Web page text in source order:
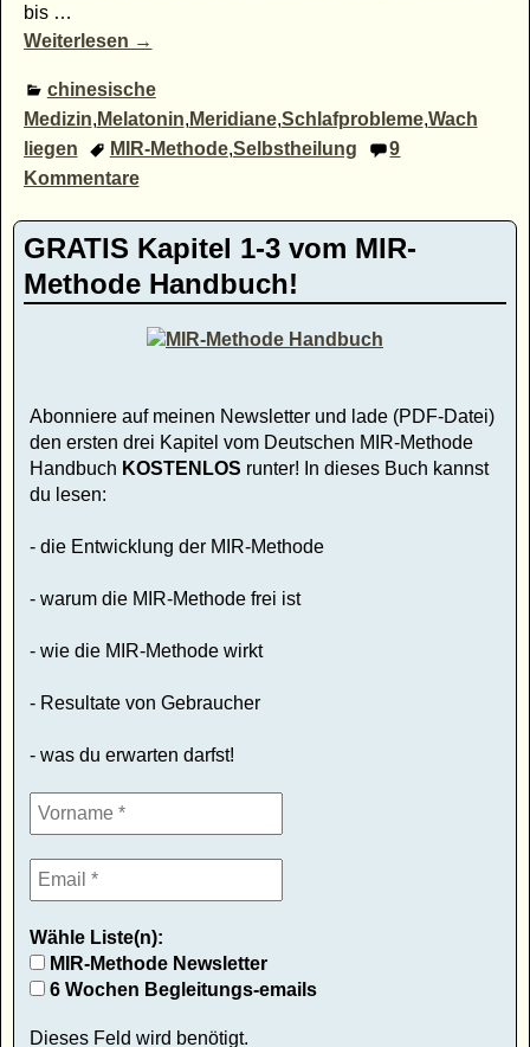
bis …
Weiterlesen →
chinesische
Medizin, Melatonin, Meridiane,Schlafprobleme,Wach
liegen
MIR-Methode,Selbstheilung
9
Kommentare
GRATIS Kapitel 1-3 vom MIR-
Methode Handbuch!
Abonniere auf meinen Newsletter und lade (PDF-Datei)
den ersten drei Kapitel vom Deutschen MIR-Methode
Handbuch KOSTENLOS runter! In dieses Buch kannst
du lesen:
- die Entwicklung der MIR-Methode
- warum die MIR-Methode frei ist
- wie die MIR-Methode wirkt
- Resultate von Gebraucher
- was du erwarten darfst!
Wähle Liste(n):
MIR-Methode Newsletter
6 Wochen Begleitungs-emails
Dieses Feld wird benötigt.